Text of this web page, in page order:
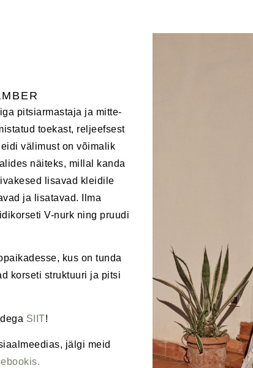
pitsiarmastaja ja mitte-
toekast, reljeefsest
välimust on võimalik
näiteks, millal kanda
lisavad kleidile
ja lisatavad. Ilma
V-nurk ning pruudi
kus on tunda
korseti struktuuri ja pitsi
SIIT!
jälgi meid